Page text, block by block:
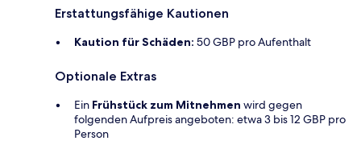
Erstattungsfähige Kautionen
Kaution für Schäden: 50 GBP pro Aufenthalt
Optionale Extras
Ein Frühstück zum Mitnehmen wird gegen
folgenden Aufpreis angeboten: etwa 3 bis 12 GBP pro
Person